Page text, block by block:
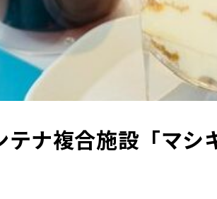
テナ複合施設「マシ